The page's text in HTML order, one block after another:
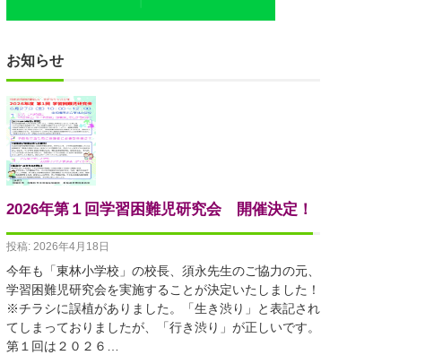
お知らせ
2026年第１回学習困難児研究会 開催決定！
投稿: 2026年4月18日
今年も「東林小学校」の校長、須永先生のご協力の元、
学習困難児研究会を実施することが決定いたしました！
※チラシに誤植がありました。「生き渋り」と表記され
てしまっておりましたが、「行き渋り」が正しいです。
第１回は２０２６…